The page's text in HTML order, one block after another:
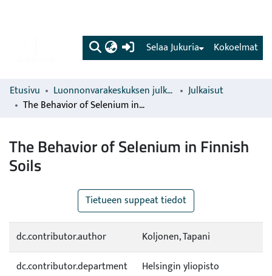
(current) Kokoelmat
Selaa Jukuria
Etusivu Luonnonvarakeskuksen julkaisut
Julkaisut
The Behavior of Selenium in Finnish Soils
The Behavior of Selenium in Finnish
Soils
Tietueen suppeat tiedot
dc.contributor.author
Koljonen, Tapani
dc.contributor.department
Helsingin yliopisto